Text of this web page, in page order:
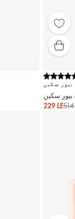
بيور سكين
سكين
229 LE514